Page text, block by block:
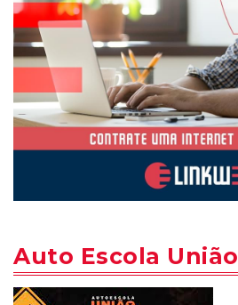
Auto Escola União